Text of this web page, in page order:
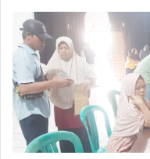
197
KPM
Dapat
Bantuan
Beras
Tahap
Tiga